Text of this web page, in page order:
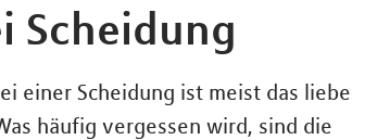
Scheidung
einer Scheidung ist meist das liebe
häufig vergessen wird, sind die